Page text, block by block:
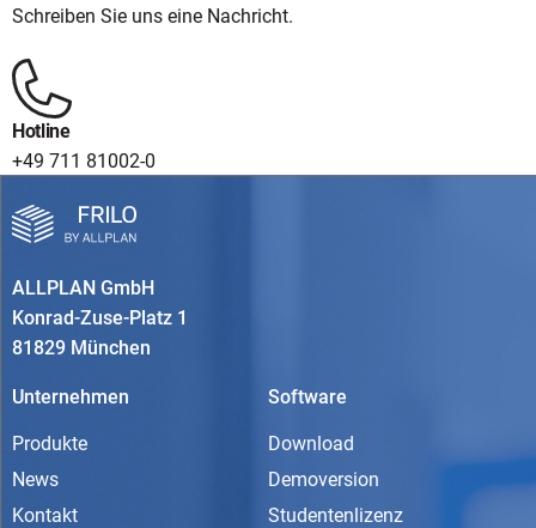
Schreiben Sie uns eine Nachricht.
Hotline
+49 711 81002-0
ALLPLAN GmbH
Konrad-Zuse-Platz 1
81829 München
Unternehmen
Produkte
News
Kontakt
Software
Download
Demoversion
Studentenlizenz